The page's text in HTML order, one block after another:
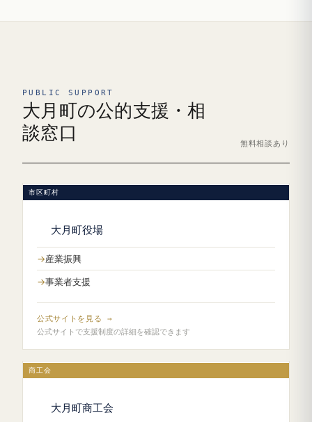
PUBLIC SUPPORT
大月町の公的支援・相
談窓口
無料相談あり
市区町村
大月町役場
産業振興
事業者支援
公式サイトを見る →
公式サイトで支援制度の詳細を確認できます
商工会
大月町商工会